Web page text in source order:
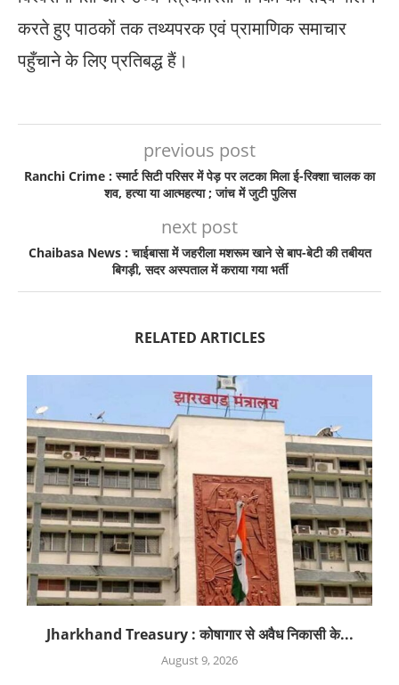
करते हुए पाठकों तक तथ्यपरक एवं प्रामाणिक समाचार
पहुँचाने के लिए प्रतिबद्ध हैं।
previous post
Ranchi Crime : स्मार्ट सिटी परिसर में पेड़ पर लटका मिला ई-रिक्शा चालक का
शव, हत्या या आत्महत्या ; जांच में जुटी पुलिस
next post
Chaibasa News : चाईबासा में जहरीला मशरूम खाने से बाप-बेटी की तबीयत
बिगड़ी, सदर अस्पताल में कराया गया भर्ती
RELATED ARTICLES
Jharkhand Treasury : कोषागार से अवैध निकासी के...
August 9, 2026